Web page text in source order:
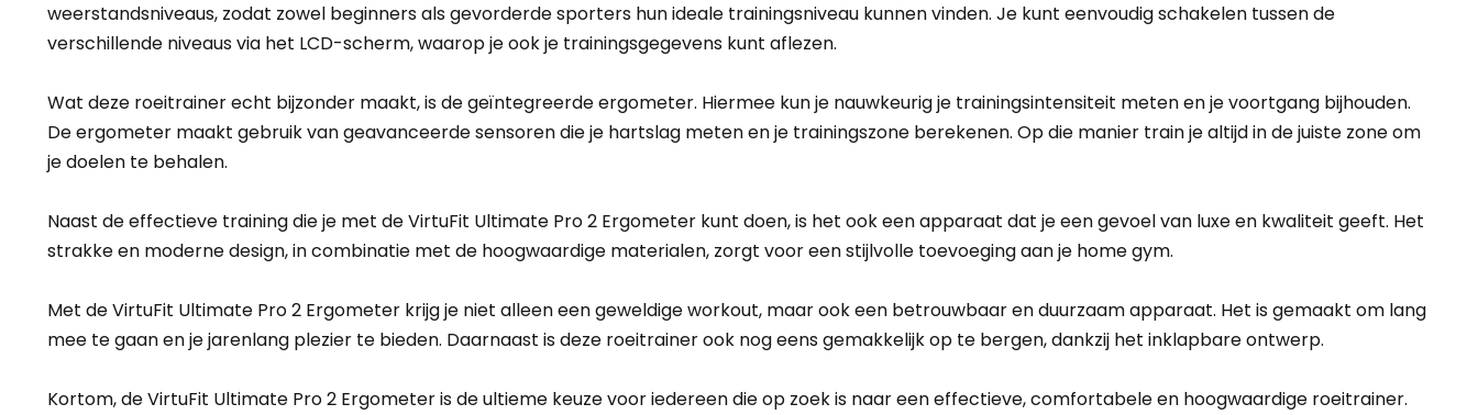
weerstandsniveaus, zodat zowel beginners als gevorderde sporters hun ideale trainingsniveau kunnen vinden. Je kunt eenvoudig schakelen tussen de
verschillende niveaus via het LCD-scherm, waarop je ook je trainingsgegevens kunt aflezen.
Wat deze roeitrainer echt bijzonder maakt, is de geïntegreerde ergometer. Hiermee kun je nauwkeurig je trainingsintensiteit meten en je voortgang bijhouden.
De ergometer maakt gebruik van geavanceerde sensoren die je hartslag meten en je trainingszone berekenen. Op die manier train je altijd in de juiste zone om
je doelen te behalen.
Naast de effectieve training die je met de VirtuFit Ultimate Pro 2 Ergometer kunt doen, is het ook een apparaat dat je een gevoel van luxe en kwaliteit geeft. Het
strakke en moderne design, in combinatie met de hoogwaardige materialen, zorgt voor een stijlvolle toevoeging aan je home gym.
Met de VirtuFit Ultimate Pro 2 Ergometer krijg je niet alleen een geweldige workout, maar ook een betrouwbaar en duurzaam apparaat. Het is gemaakt om lang
mee te gaan en je jarenlang plezier te bieden. Daarnaast is deze roeitrainer ook nog eens gemakkelijk op te bergen, dankzij het inklapbare ontwerp.
Kortom, de VirtuFit Ultimate Pro 2 Ergometer is de ultieme keuze voor iedereen die op zoek is naar een effectieve, comfortabele en hoogwaardige roeitrainer.